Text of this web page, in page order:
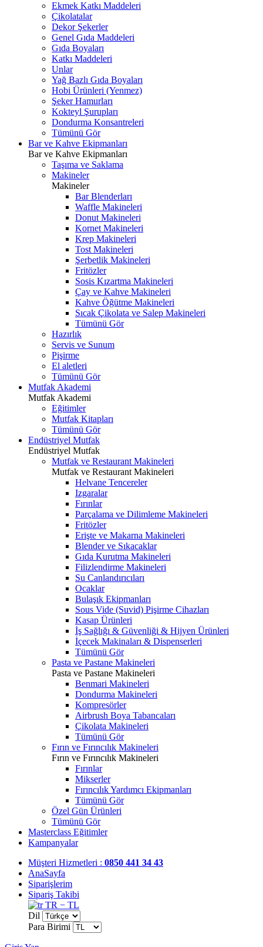
Ekmek Katkı Maddeleri
Çikolatalar
Dekor Şekerler
Genel Gıda Maddeleri
Gıda Boyaları
Katkı Maddeleri
Unlar
Yağ Bazlı Gıda Boyaları
Hobi Ürünleri (Yenmez)
Şeker Hamurları
Kokteyl Şurupları
Dondurma Konsantreleri
Tümünü Gör
Bar ve Kahve Ekipmanları
Bar ve Kahve Ekipmanları
Taşıma ve Saklama
Makineler
Makineler
Bar Blenderları
Waffle Makineleri
Donut Makineleri
Kornet Makineleri
Krep Makineleri
Tost Makineleri
Şerbetlik Makineleri
Fritözler
Sosis Kızartma Makineleri
Çay ve Kahve Makineleri
Kahve Öğütme Makineleri
Sıcak Çikolata ve Salep Makineleri
Tümünü Gör
Hazırlık
Servis ve Sunum
Pişirme
El aletleri
Tümünü Gör
Mutfak Akademi
Mutfak Akademi
Eğitimler
Mutfak Kitapları
Tümünü Gör
Endüstriyel Mutfak
Endüstriyel Mutfak
Mutfak ve Restaurant Makineleri
Mutfak ve Restaurant Makineleri
Helvane Tencereler
Izgaralar
Fırınlar
Parçalama ve Dilimleme Makineleri
Fritözler
Erişte ve Makarna Makineleri
Blender ve Sıkacaklar
Gıda Kurutma Makineleri
Filizlendirme Makineleri
Su Canlandırıcıları
Ocaklar
Bulaşık Ekipmanları
Sous Vide (Suvid) Pişirme Cihazları
Kasap Ürünleri
İş Sağlığı & Güvenliği & Hijyen Ürünleri
İçecek Makinaları & Dispenserleri
Tümünü Gör
Pasta ve Pastane Makineleri
Pasta ve Pastane Makineleri
Benmari Makineleri
Dondurma Makineleri
Kompresörler
Airbrush Boya Tabancaları
Çikolata Makineleri
Tümünü Gör
Fırın ve Fırıncılık Makineleri
Fırın ve Fırıncılık Makineleri
Fırınlar
Mikserler
Fırıncılık Yardımcı Ekipmanları
Tümünü Gör
Özel Gün Ürünleri
Tümünü Gör
Masterclass Eğitimler
Kampanyalar
Müşteri Hizmetleri : 0850 441 34 43
AnaSayfa
Siparişlerim
Sipariş Takibi
TR − TL
Dil
Para Birimi